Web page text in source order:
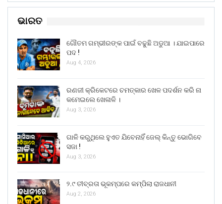
ଭାରତ
ଗୌତମ ଗମ୍ଭୀରଙ୍କ ପାଇଁ ବଢୁଛି ଅଡୁଆ । ଯାଇପାରେ
ପଦ !
Aug 4, 2026
ରଣଜୀ କ୍ରିକେଟରେ ଚମତ୍କାର ଖେଳ ପଦର୍ଶନ କରି ନା
କମେଇଲେ ଖେଳାଳି ।
Aug 3, 2026
ଗାଳି କରୁଥିଲେ ହୁଏତ ଯିବେନାହିଁ ଜେଲ୍ କିନ୍ତୁ ଭୋଗିବେ
ସଜା !
Aug 3, 2026
୨.୯ ତୀବ୍ରତା ଭୂକମ୍ପରେ କମ୍ପିଲା ରାଜଧାନୀ
Aug 2, 2026